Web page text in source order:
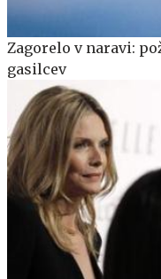
Zagorelo v naravi:
gasilcev